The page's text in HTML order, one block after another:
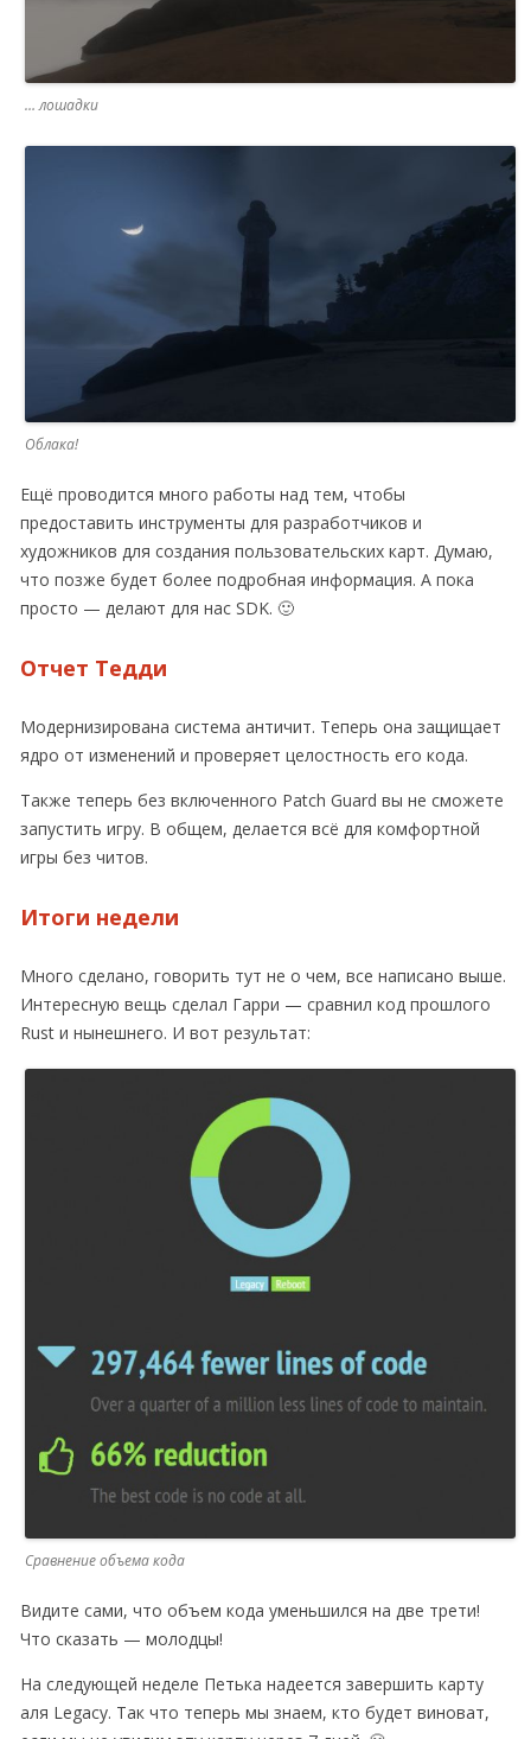
… лошадки
Облака!
Ещё проводится много работы над тем, чтобы
предоставить инструменты для разработчиков и
художников для создания пользовательских карт. Думаю,
что позже будет более подробная информация. А пока
просто — делают для нас SDK. 🙂
Отчет Тедди
Модернизирована система античит. Теперь она защищает
ядро от изменений и проверяет целостность его кода.
Также теперь без включенного Patch Guard вы не сможете
запустить игру. В общем, делается всё для комфортной
игры без читов.
Итоги недели
Много сделано, говорить тут не о чем, все написано выше.
Интересную вещь сделал Гарри — сравнил код прошлого
Rust и нынешнего. И вот результат:
Сравнение объема кода
Видите сами, что объем кода уменьшился на две трети!
Что сказать — молодцы!
На следующей неделе Петька надеется завершить карту
аля Legacy. Так что теперь мы знаем, кто будет виноват,